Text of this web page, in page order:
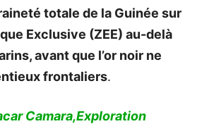
totale de la Guinée sur
Exclusive (ZEE) au-delà
avant que l’or noir ne
frontaliers.
Camara,Exploration